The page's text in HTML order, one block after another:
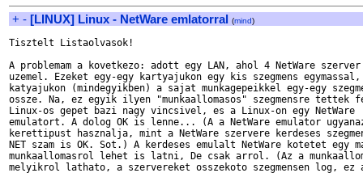
+ - [LINUX] Linux - NetWare emlatorral (mind)
Tisztelt Listaolvasok!
A problemam a kovetkezo: adott egy LAN, ahol 4 NetWare
uzemel. Ezeket egy-egy kartyajukon egy kis szegmens
katyajukon (mindegyikben) a sajat munkagepeikkel egy-egy
ossze. Na, ez egyik ilyen "munkaallomasos" szegmensre tettek
Linux-os gepet bazi nagy vincsivel, es a Linux-on egy NetWare
emulatort. A dolog OK is lenne... (A a NetWare emulator
kerettipust hasznalja, mint a NetWare szervere kerdeses
NET szam is OK. Sot.) A kerdeses emulalt NetWare kotetet egy
munkaallomasrol lehet is latni, De csak arrol. (Az a
melyikrol lathato, a szervereket osszekoto szegmensen log, ez